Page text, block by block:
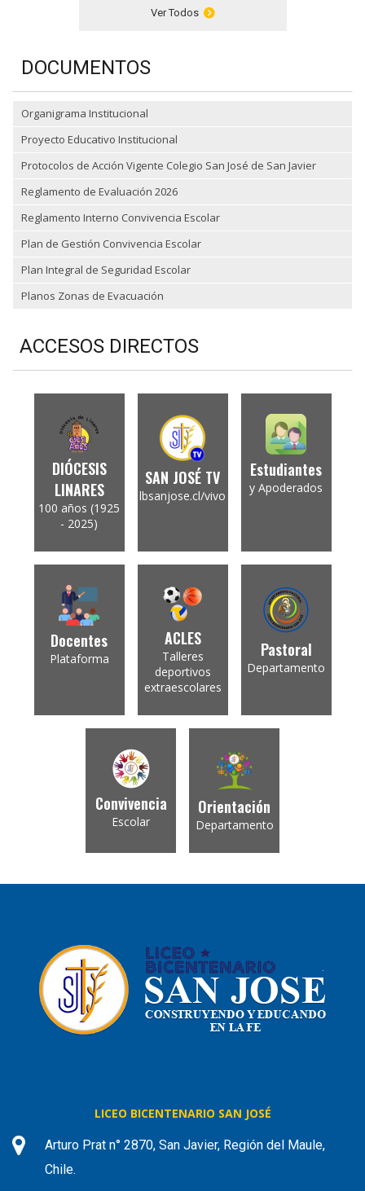
Ver Todos
DOCUMENTOS
Organigrama Institucional
Proyecto Educativo Institucional
Protocolos de Acción Vigente Colegio San José de San Javier
Reglamento de Evaluación 2026
Reglamento Interno Convivencia Escolar
Plan de Gestión Convivencia Escolar
Plan Integral de Seguridad Escolar
Planos Zonas de Evacuación
ACCESOS DIRECTOS
DIÓCESIS
LINARES
100 años (1925
- 2025)
SAN JOSÉ TV
lbsanjose.cl/vivo
Estudiantes
y Apoderados
Docentes
Plataforma
ACLES
Talleres
deportivos
extraescolares
Pastoral
Departamento
Convivencia
Escolar
Orientación
Departamento
LICEO BICENTENARIO SAN JOSÉ
Arturo Prat n° 2870, San Javier, Región del Maule,
Chile.